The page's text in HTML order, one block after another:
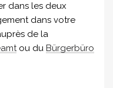
dans les deux
dans votre
de la
ou du Bürgerbüro